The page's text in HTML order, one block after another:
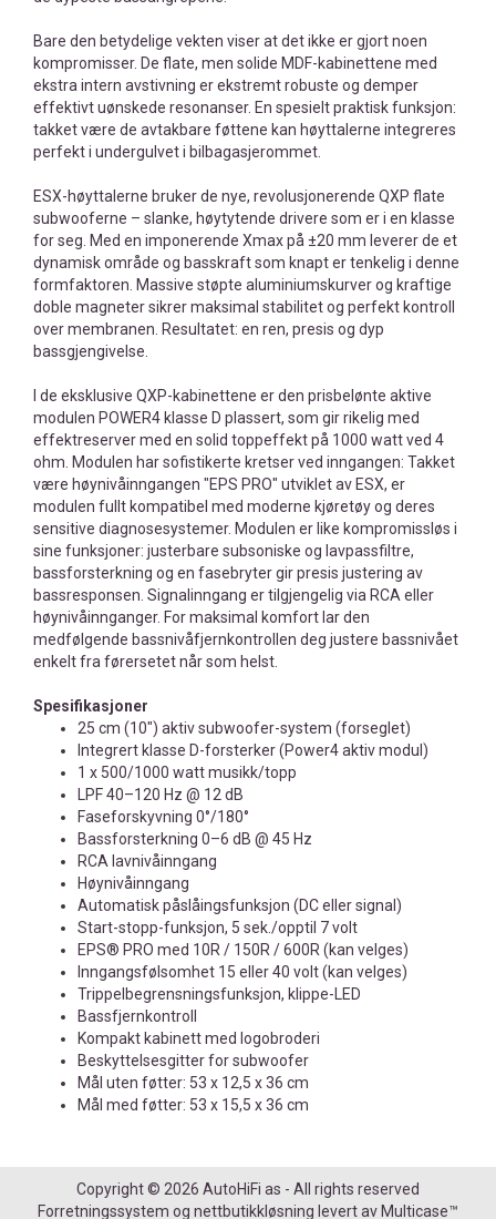
Bare den betydelige vekten viser at det ikke er gjort noen
kompromisser. De flate, men solide MDF-kabinettene med
ekstra intern avstivning er ekstremt robuste og demper
effektivt uønskede resonanser. En spesielt praktisk funksjon:
takket være de avtakbare føttene kan høyttalerne integreres
perfekt i undergulvet i bilbagasjerommet.
ESX-høyttalerne bruker de nye, revolusjonerende QXP flate
subwooferne – slanke, høytytende drivere som er i en klasse
for seg. Med en imponerende Xmax på ±20 mm leverer de et
dynamisk område og basskraft som knapt er tenkelig i denne
formfaktoren. Massive støpte aluminiumskurver og kraftige
doble magneter sikrer maksimal stabilitet og perfekt kontroll
over membranen. Resultatet: en ren, presis og dyp
bassgjengivelse.
I de eksklusive QXP-kabinettene er den prisbelønte aktive
modulen POWER4 klasse D plassert, som gir rikelig med
effektreserver med en solid toppeffekt på 1000 watt ved 4
ohm. Modulen har sofistikerte kretser ved inngangen: Takket
være høynivåinngangen "EPS PRO" utviklet av ESX, er
modulen fullt kompatibel med moderne kjøretøy og deres
sensitive diagnosesystemer. Modulen er like kompromissløs i
sine funksjoner: justerbare subsoniske og lavpassfiltre,
bassforsterkning og en fasebryter gir presis justering av
bassresponsen. Signalinngang er tilgjengelig via RCA eller
høynivåinnganger. For maksimal komfort lar den
medfølgende bassnivåfjernkontrollen deg justere bassnivået
enkelt fra førersetet når som helst.
Spesifikasjoner
25 cm (10") aktiv subwoofer-system (forseglet)
Integrert klasse D-forsterker (Power4 aktiv modul)
1 x 500/1000 watt musikk/topp
LPF 40–120 Hz @ 12 dB
Faseforskyvning 0°/180°
Bassforsterkning 0–6 dB @ 45 Hz
RCA lavnivåinngang
Høynivåinngang
Automatisk påslåingsfunksjon (DC eller signal)
Start-stopp-funksjon, 5 sek./opptil 7 volt
EPS® PRO med 10R / 150R / 600R (kan velges)
Inngangsfølsomhet 15 eller 40 volt (kan velges)
Trippelbegrensningsfunksjon, klippe-LED
Bassfjernkontroll
Kompakt kabinett med logobroderi
Beskyttelsesgitter for subwoofer
Mål uten føtter: 53 x 12,5 x 36 cm
Mål med føtter: 53 x 15,5 x 36 cm
Copyright © 2026 AutoHiFi as - All rights reserved
Forretningssystem og nettbutikkløsning levert av Multicase™